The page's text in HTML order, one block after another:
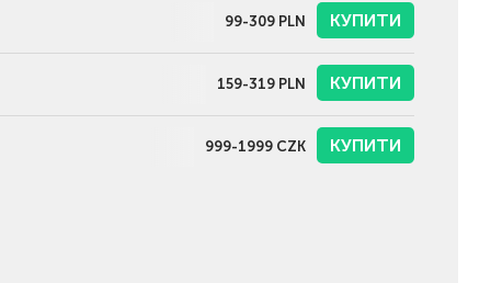
99-309 PLN КУПИТИ
159-319 PLN КУПИТИ
999-1999 CZK КУПИТИ